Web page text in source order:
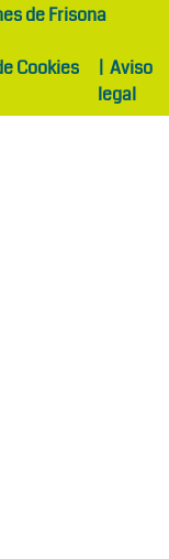
de Frisona
Cookies | Aviso
legal